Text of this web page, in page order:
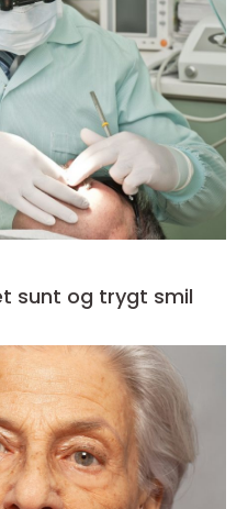
til et sunt og trygt smil